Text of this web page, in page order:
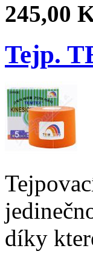
245,00
Tejp.
díky